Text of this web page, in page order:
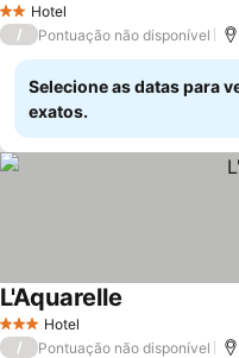
2 Estrelas
Hotel
/ Pontuação não disponível
Selecione as datas para
exatos.
3 EstrelasHotel
L'Aquarelle
/ Pontuação não disponível